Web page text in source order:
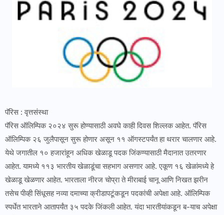
पॅरिस : वृत्तसंस्था
पॅरिस ऑलिम्पिक २०२४ सुरू होण्यासाठी अवघे काही दिवस शिल्लक आहेत. पॅरिस
ऑलिम्पिक २६ जुलैपासून सुरू होणार असून ११ ऑगस्टपर्यंत हा थरार चालणार आहे.
येथे जगातील १० हजारांहून अधिक खेळाडू पदक जिंकण्यासाठी मैदानात उतरणार
आहेत. यामध्ये ११३ भारतीय खेळाडूंचा सहभाग असणार आहे. एकूण १६ खेळांमध्ये हे
खेळाडू खेळणार आहेत. भारताला नीरज चोप्रा ते मीराबाई चानू आणि निखत झरीन
तसेच पीव्ही सिंधूसह नव्या दमाच्या क्रीडापटूंकडून पदकांची अपेक्षा आहे. ऑलिम्पिक
स्पर्धेत भारताने आतापर्यंत ३५ पदके जिंकली आहेत. यंदा भारतीयांकडून ब-याच अपेक्षा